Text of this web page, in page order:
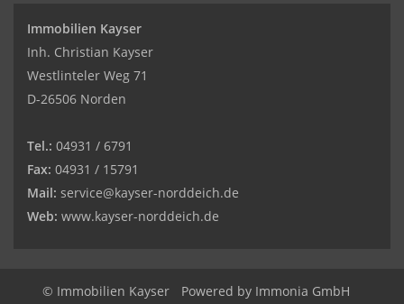
Immobilien Kayser
Inh. Christian Kayser
Westlinteler Weg 71
D-26506 Norden
Tel.: 04931 / 6791
Fax: 04931 / 15791
Mail: service@kayser-norddeich.de
Web: www.kayser-norddeich.de
© Immobilien Kayser Powered by Immonia GmbH